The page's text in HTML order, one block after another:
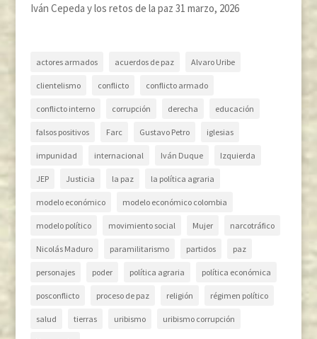
Iván Cepeda y los retos de la paz 31 marzo, 2026
actores armados acuerdos de paz Alvaro Uribe
clientelismo conflicto conflicto armado
conflicto interno corrupción derecha educación
falsos positivos Farc Gustavo Petro iglesias
impunidad internacional Iván Duque Izquierda
JEP Justicia la paz la política agraria
modelo económico modelo económico colombia
modelo político movimiento social Mujer narcotráfico
Nicolás Maduro paramilitarismo partidos paz
personajes poder política agraria política económica
posconflicto proceso de paz religión régimen político
salud tierras uribismo uribismo corrupción